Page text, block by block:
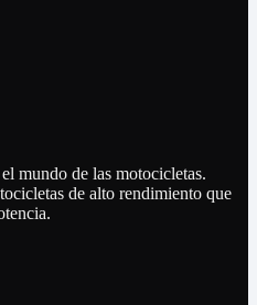
mundo de las motocicletas.
de alto rendimiento que